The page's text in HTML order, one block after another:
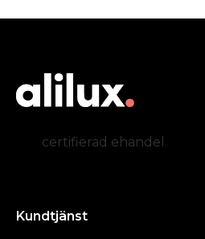
certifierad ehandel
Kundtjänst